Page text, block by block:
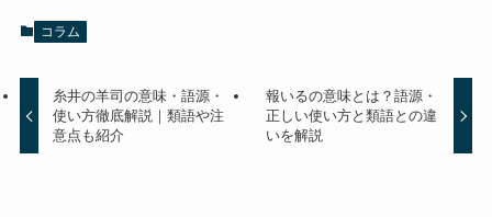
コラム
糸井の羊司の意味・語源・
使い方徹底解説｜類語や注
意点も紹介
報いるの意味とは？語源・
正しい使い方と類語との違
いを解説